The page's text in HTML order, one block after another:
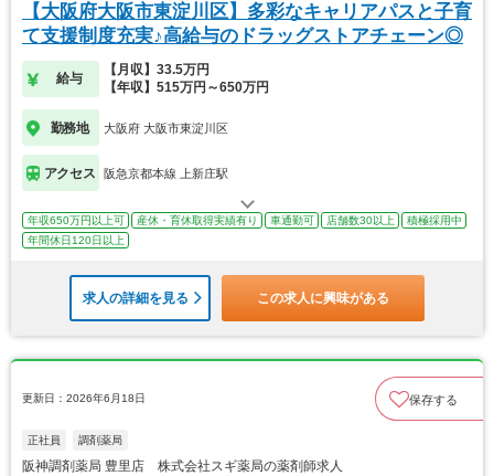
【大阪府大阪市東淀川区】多彩なキャリアパスと子育
て支援制度充実♪高給与のドラッグストアチェーン◎
給与
【月収】33.5万円
【年収】515万円～650万円
勤務地 大阪府 大阪市東淀川区
アクセス 阪急京都本線 上新庄駅
年収650万円以上可 産休・育休取得実績有り 車通勤可 店舗数30以上
積極採用中
年間休日120日以上
求人の詳細を見る この求人に興味がある
更新日：2026年6月18日 保存する
正社員 調剤薬局
阪神調剤薬局 豊里店 株式会社スギ薬局の薬剤師求人